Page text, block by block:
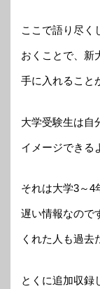
ここで語り尽く
おくことで、新
手に入れること
大学受験生は自
イメージできる
それは大学3～4
遅い情報なので
くれた人も過去
とくに追加収録